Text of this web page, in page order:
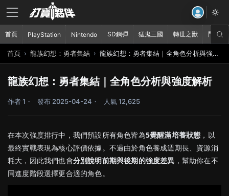
首頁 龍族幻想：勇者集結 龍族幻想：勇者集結｜全角色分析與強度解析
龍族幻想：勇者集結｜全角色分析與強度解析
作者 1 發布 2025-04-24 人氣 12,625
在本次強度排行中，我們預設所有角色皆為5覺醒滿培養狀態 ，以
最終實戰表現為核心評價依據。不過由於角色養成週期長、資源消
耗大，因此我們也會分別說明前期與後期的強度差異 ，幫助你在不
同進度階段選擇更合適的角色。
首頁 PlayStation Nintendo SD鋼彈 猛鬼三國 轉世之獸 鬥破蒼